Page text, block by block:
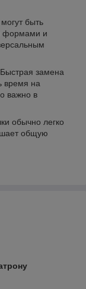
быть
формами и
замена
время на
важно в
обычно легко
общую